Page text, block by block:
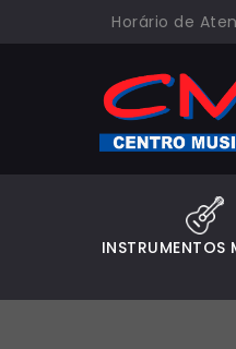
Horário de
INSTRUMENTOS